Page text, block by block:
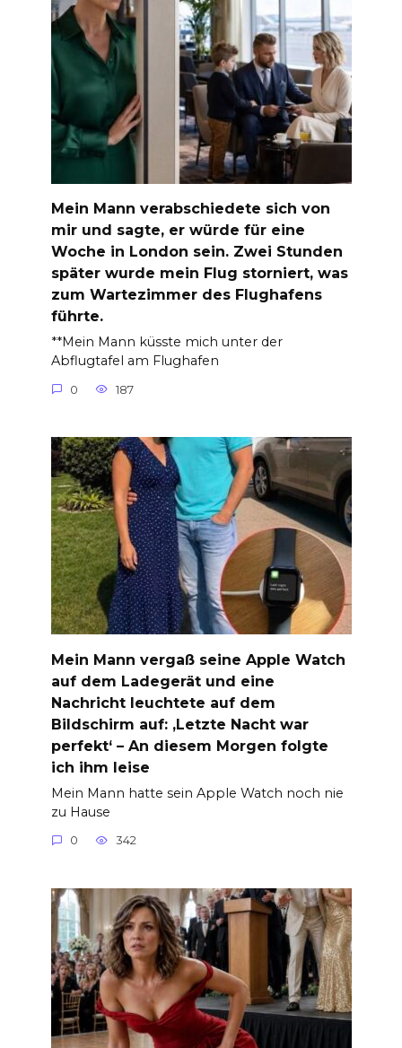
Mein Mann verabschiedete sich von
mir und sagte, er würde für eine
Woche in London sein. Zwei Stunden
später wurde mein Flug storniert, was
zum Wartezimmer des Flughafens
führte.
**Mein Mann küsste mich unter der
Abflugtafel am Flughafen
0 187
Mein Mann vergaß seine Apple Watch
auf dem Ladegerät und eine
Nachricht leuchtete auf dem
Bildschirm auf: ‚Letzte Nacht war
perfekt‘ – An diesem Morgen folgte
ich ihm leise
Mein Mann hatte sein Apple Watch noch nie
zu Hause
0 342